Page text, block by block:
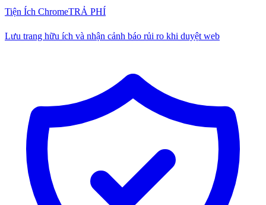
Tiện Ích ChromeTRẢ PHÍ
Lưu trang hữu ích và nhận cảnh báo rủi ro khi duyệt web